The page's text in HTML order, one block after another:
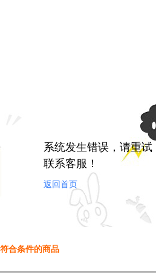
系统发生错误，请重
联系客服！
返回首页
合条件的商品